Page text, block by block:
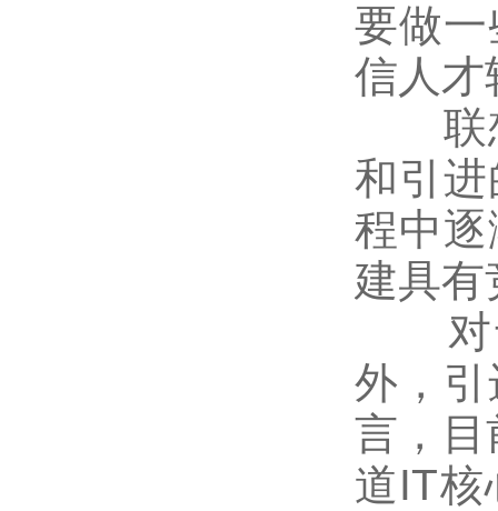
要做
信人才
联想
和引
程中
建具有
对于
外，
言，目
道IT核